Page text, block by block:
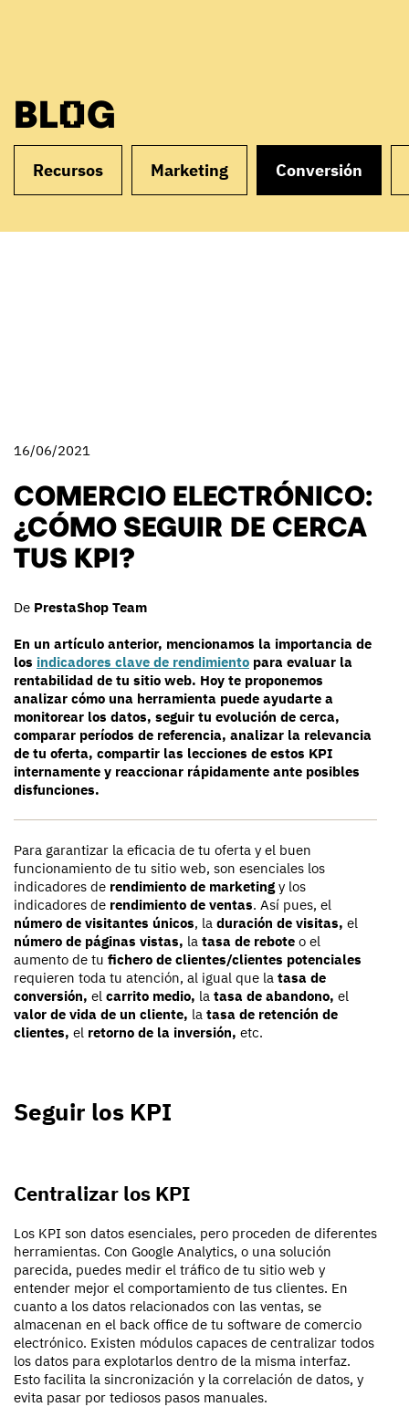
BLOG
Recursos Marketing Conversión
16/06/2021
COMERCIO ELECTRÓNICO:
¿CÓMO SEGUIR DE CERCA
TUS KPI?
De PrestaShop Team
En un artículo anterior, mencionamos la importancia de
los indicadores clave de rendimiento para evaluar la
rentabilidad de tu sitio web. Hoy te proponemos
analizar cómo una herramienta puede ayudarte a
monitorear los datos, seguir tu evolución de cerca,
comparar períodos de referencia, analizar la relevancia
de tu oferta, compartir las lecciones de estos KPI
internamente y reaccionar rápidamente ante posibles
disfunciones.
Para garantizar la eficacia de tu oferta y el buen
funcionamiento de tu sitio web, son esenciales los
indicadores de rendimiento de marketingy los
indicadores de rendimiento de ventas. Así pues, el
número de visitantes únicos, la duración de visitas, el
número de páginas vistas, la tasa de rebote o el
aumento de tu fichero de clientes/clientes potenciales
requieren toda tu atención, al igual que la tasa de
conversión, el carrito medio, la tasa de abandono, el
valor de vida de un cliente, la tasa de retención de
clientes, el retorno de la inversión, etc.
Seguir los KPI
Centralizar los KPI
Los KPI son datos esenciales, pero proceden de diferentes
herramientas. Con Google Analytics, o una solución
parecida, puedes medir el tráfico de tu sitio web y
entender mejor el comportamiento de tus clientes. En
cuanto a los datos relacionados con las ventas, se
almacenan en el back office de tu software de comercio
electrónico. Existen módulos capaces de centralizar todos
los datos para explotarlos dentro de la misma interfaz.
Esto facilita la sincronización y la correlación de datos, y
evita pasar por tediosos pasos manuales.